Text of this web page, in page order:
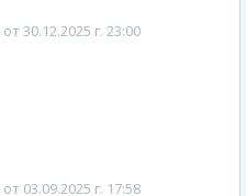
от 30.12.2025 г. 23:00
от 03.09.2025 г. 17:58